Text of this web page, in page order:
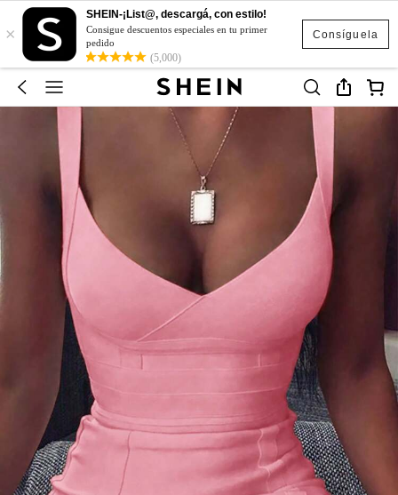
Consíguela
×
SHEIN-¡List@, descargá, con estilo!
Consigue descuentos especiales en tu primer
pedido
(5,000)